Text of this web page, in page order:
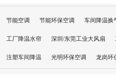
节能空调 节能环保空调 车间降温换
工厂降温水帘 深圳/东莞工业大风扇
注塑车间降温 光明环保空调 龙岗环